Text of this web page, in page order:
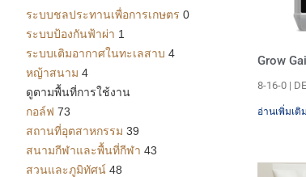
ระบบชลประทานเพื่อการเกษตร 0
ระบบป้องกันฟ้าผ่า 1
ระบบเติมอากาศในทะเลสาบ 4
หญ้าสนาม 4
ดูตามพื้นที่การใช้งาน
กอล์ฟ 73
สถานที่อุตสาหกรรม 39
สนามกีฬาและพื้นที่กีฬา 43
สวนและภูมิทัศน์ 48
Grow
8-16-0 |
อ่านเพิ่มเติ